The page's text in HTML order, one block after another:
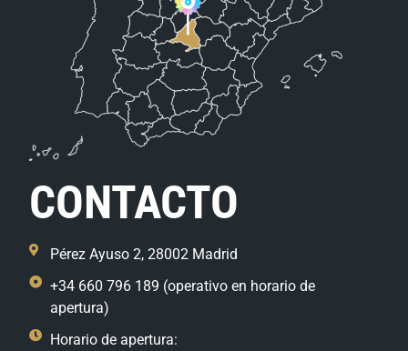
CONTACTO
Pérez Ayuso 2, 28002 Madrid
+34 660 796 189 (operativo en horario de
apertura)
Horario de apertura: